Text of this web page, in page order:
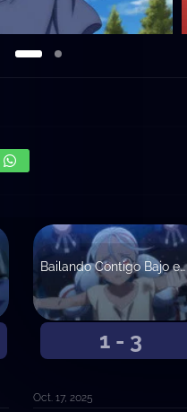
1 - 3
Bailando Contigo Bajo el Cielo de Verano Lluvioso
Oct. 17, 2025